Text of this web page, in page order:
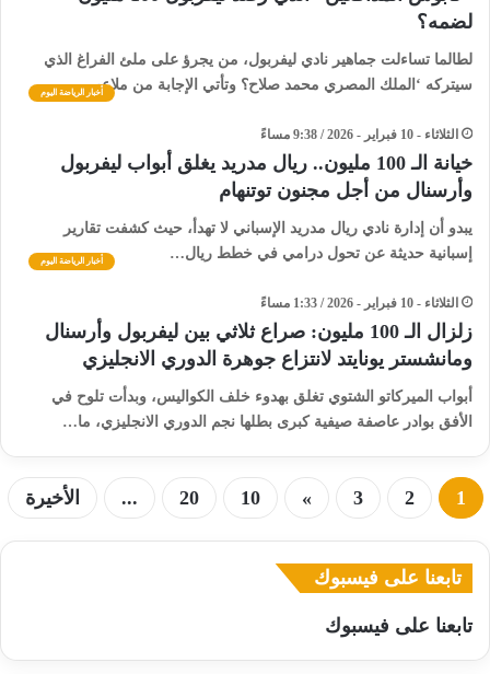
لضمه؟
لطالما تساءلت جماهير نادي ليفربول، من يجرؤ على ملئ الفراغ الذي
سيتركه ‘الملك المصري محمد صلاح؟ وتأتي الإجابة من ملاعب…أخبار الرياضة اليوم
الثلاثاء - 10 فبراير - 2026 / 9:38 مساءً
خيانة الـ 100 مليون.. ريال مدريد يغلق أبواب ليفربول
وأرسنال من أجل مجنون توتنهام
​يبدو أن إدارة نادي ريال مدريد الإسباني لا تهدأ، حيث كشفت تقارير
إسبانية حديثة عن تحول درامي في خطط ريال…
أخبار الرياضة اليوم
الثلاثاء - 10 فبراير - 2026 / 1:33 مساءً
زلزال الـ 100 مليون: صراع ثلاثي بين ليفربول وأرسنال
ومانشستر يونايتد لانتزاع جوهرة الدوري الانجليزي
أبواب الميركاتو الشتوي تغلق بهدوء خلف الكواليس، وبدأت تلوح في
الأفق بوادر عاصفة صيفية كبرى بطلها نجم الدوري الانجليزي، ما…
1
2
3
»
10
20
... الأخيرة
تابعنا على فيسبوك
تابعنا على فيسبوك